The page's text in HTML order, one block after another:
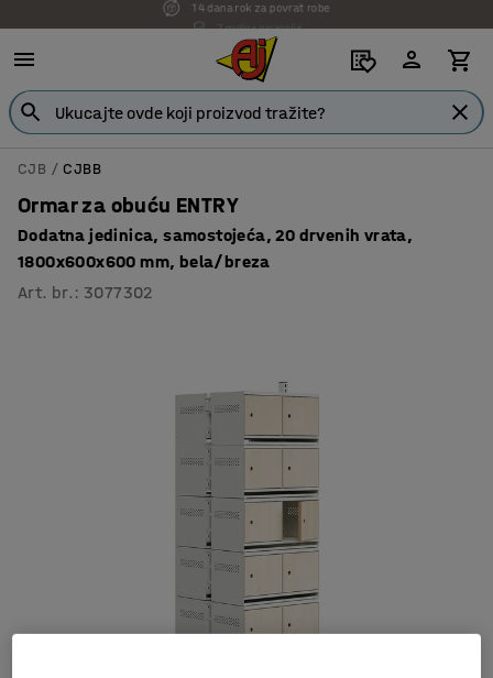
7 godina garancije
CJB CJBB
Ormar za obuću ENTRY
Dodatna jedinica, samostojeća, 20 drvenih vrata,
1800x600x600 mm, bela/breza
Art. br. : 3077302